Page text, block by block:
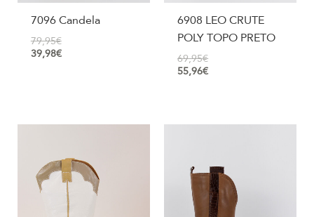
7096 Candela
79,95€
39,98€
6908 LEO CRUTE
POLY TOPO PRETO
69,95€
55,96€